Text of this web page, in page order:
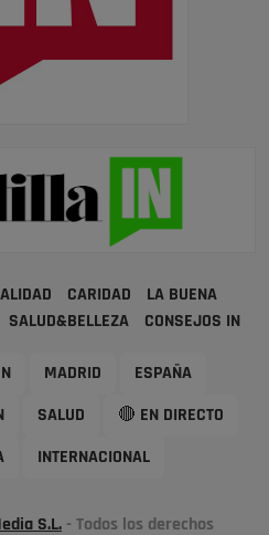
CARIDAD
LA BUENA
SALUD&BELLEZA CONSEJOS IN
MADRID ESPAÑA
SALUD 🔴 EN DIRECTO
INTERNACIONAL
S.L. - Todos los derechos